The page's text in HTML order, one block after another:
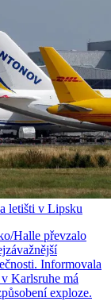
letišti v Lipsku
Halle převzalo
Informovala
Karlsruhe má
exploze.